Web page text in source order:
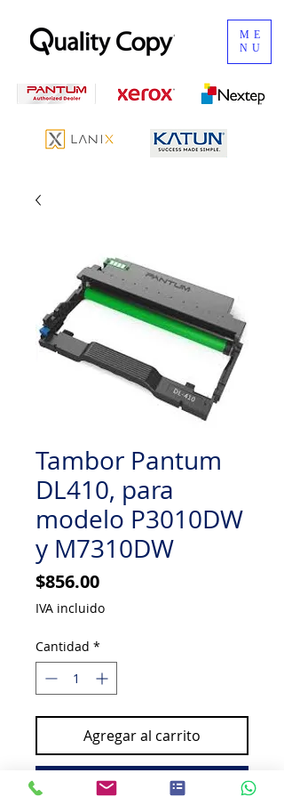
ME
NU
Tambor Pantum
DL410, para
modelo P3010DW
y M7310DW
$856.00Precio
IVA incluido
Cantidad *
Agregar al carrito
Comprar ahora